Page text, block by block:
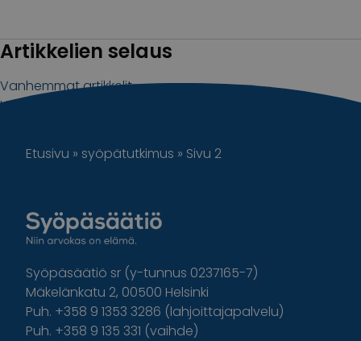
Artikkelien selaus
Vanhemmat artikkelit
Uudemmat artikkelit
Etusivu » syöpätutkimus » Sivu 2
Syöpäsäätiö sr (y-tunnus 0237165-7)
Mäkelänkatu 2, 00500 Helsinki
Puh. +358 9 1353 3286 (lahjoittajapalvelu)
Puh. +358 9 135 331 (vaihde)